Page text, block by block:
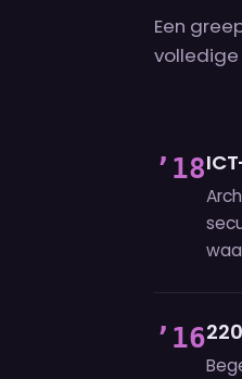
Een
’18
’16